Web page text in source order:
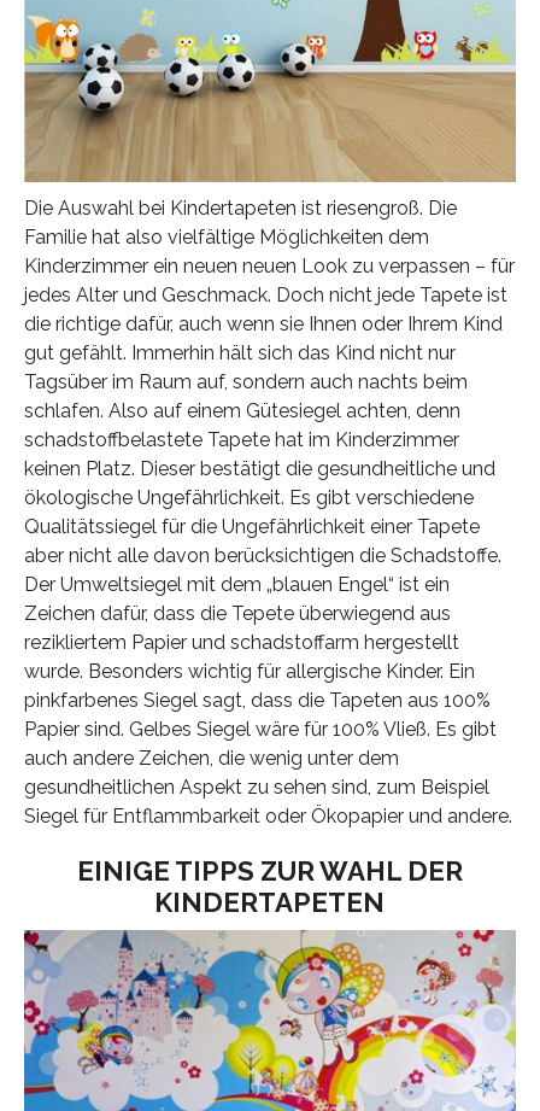
Die Auswahl bei Kindertapeten ist riesengroß. Die
Familie hat also vielfältige Möglichkeiten dem
Kinderzimmer ein neuen neuen Look zu verpassen – für
jedes Alter und Geschmack. Doch nicht jede Tapete ist
die richtige dafür, auch wenn sie Ihnen oder Ihrem Kind
gut gefählt. Immerhin hält sich das Kind nicht nur
Tagsüber im Raum auf, sondern auch nachts beim
schlafen. Also auf einem Gütesiegel achten, denn
schadstoffbelastete Tapete hat im Kinderzimmer
keinen Platz. Dieser bestätigt die gesundheitliche und
ökologische Ungefährlichkeit. Es gibt verschiedene
Qualitätssiegel für die Ungefährlichkeit einer Tapete
aber nicht alle davon berücksichtigen die Schadstoffe.
Der Umweltsiegel mit dem „blauen Engel“ ist ein
Zeichen dafür, dass die Tepete überwiegend aus
rezikliertem Papier und schadstoffarm hergestellt
wurde. Besonders wichtig für allergische Kinder. Ein
pinkfarbenes Siegel sagt, dass die Tapeten aus 100%
Papier sind. Gelbes Siegel wäre für 100% Vließ. Es gibt
auch andere Zeichen, die wenig unter dem
gesundheitlichen Aspekt zu sehen sind, zum Beispiel
Siegel für Entflammbarkeit oder Ökopapier und andere.
EINIGE TIPPS ZUR WAHL DER
KINDERTAPETEN